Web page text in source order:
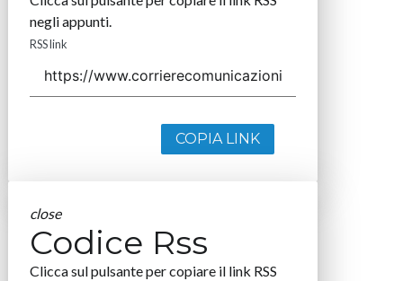
negli appunti.
RSS link
COPIA LINK
close
Codice Rss
Clicca sul pulsante per copiare il link RSS